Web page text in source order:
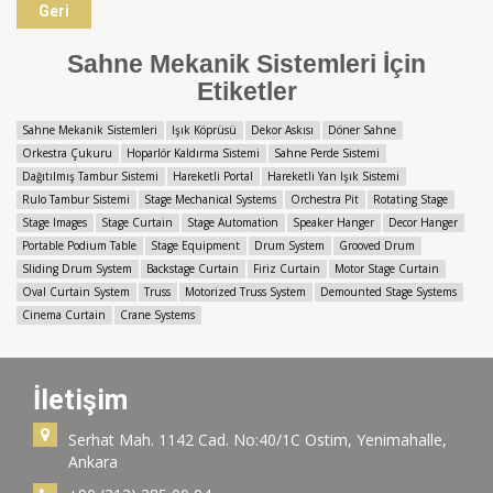
Geri
Sahne Mekanik Sistemleri İçin
Etiketler
Sahne Mekanik Sistemleri Işık Köprüsü Dekor Askısı
Döner Sahne
Orkestra Çukuru
Hoparlör Kaldırma Sistemi
Sahne Perde Sistemi
Dağıtılmış Tambur Sistemi
Hareketli Portal
Hareketli Yan Işık Sistemi
Rulo Tambur Sistemi
Stage Mechanical Systems Orchestra Pit
Rotating Stage
Stage Images
Stage Curtain Stage Automation Speaker Hanger
Decor Hanger
Portable Podium Table
Stage Equipment Drum System
Grooved Drum
Sliding Drum System
Backstage Curtain Firiz Curtain
Motor Stage Curtain
Oval Curtain System
Truss Motorized Truss System
Demounted Stage Systems
Cinema Curtain
Crane Systems
İletişim
Serhat Mah. 1142 Cad. No:40/1C Ostim, Yenimahalle,
Ankara